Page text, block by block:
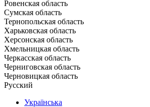
Ровенская область
Сумская область
Тернопольская область
Харьковская область
Херсонская область
Хмельницкая область
Черкасская область
Черниговская область
Черновицкая область
Русский
Українська